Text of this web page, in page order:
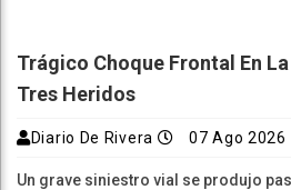
Trágico Choque Frontal En
Tres Heridos
Diario De Rivera 07 Ago 2026
Un grave siniestro vial se produjo